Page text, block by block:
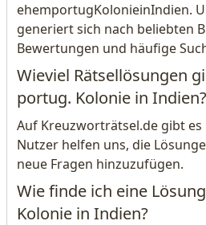
ehemportugKolonieinIndien.
generiert sich nach beliebten
Bewertungen und häufige
Wieviel Rätsellösungen
portug. Kolonie in Indien?
Auf Kreuzworträtsel.de gibt es
Nutzer helfen uns, die
neue Fragen hinzuzufügen.
Wie finde ich eine
Kolonie in Indien?